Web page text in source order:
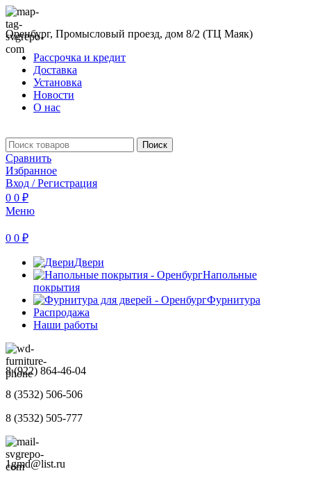
Оренбург, Промысловый проезд, дом 8/2 (ТЦ Маяк)
Рассрочка и кредит
Доставка
Установка
Новости
О нас
Поиск
Сравнить
Избранное
Вход / Регистрация
0 0 ₽
Меню
0 0 ₽
Двери
Напольные
покрытия
Фурнитура
Распродажа
Наши работы
8 (922) 864-46-04
8 (3532) 506-506
8 (3532) 505-777
1gmd@list.ru